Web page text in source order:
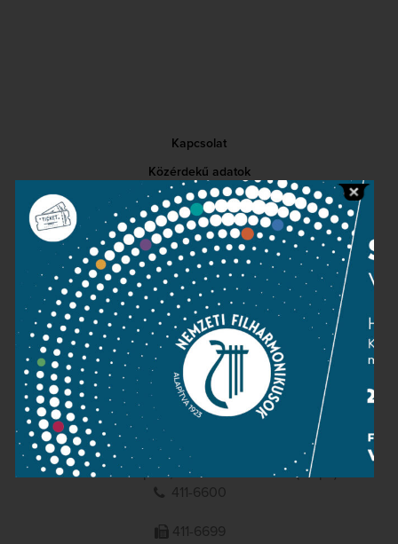
Kapcsolat
Közérdekű adatok
Sajtószoba
Adatvédelem
Impresszum
NEMZETI
FILHARMONIKUSOK
1095 Budapest, Komor Marcell u. 1. (Müpa)
411-6600
411-6699